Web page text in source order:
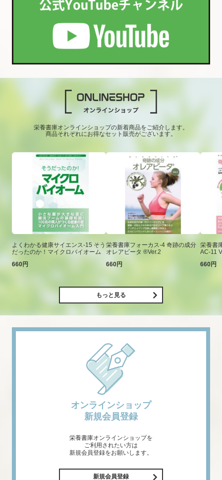
栄養書庫オンラインショップの新着商品をご紹介します。
商品それぞれにお得なセット販売がございます。
よくわかる健康サイエンス-15 そう
だったのか！マイクロバイオーム
660円
栄養書庫フォーカス-4 奇跡の成分
オレアビータ ®Ver.2
660円
栄養書
AC-11
660円
もっと見る
オンラインショップ
新規会員登録
栄養書庫オンラインショップを
ご利用されたい方は
新規会員登録をお願いします。
新規会員登録